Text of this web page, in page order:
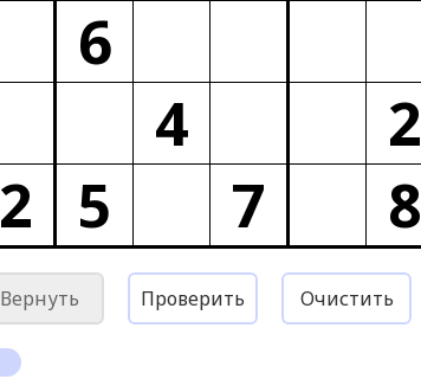
6
4
2
2 5 7 8
Вернуть Проверить Очистить